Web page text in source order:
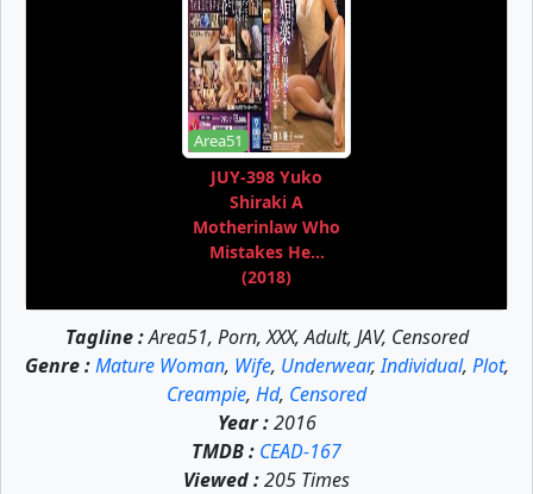
Area51
JUY-398 Yuko
Shiraki A
Motherinlaw Who
Mistakes He...
(2018)
Tagline :Area51, Porn, XXX, Adult, JAV, Censored
Genre : Mature Woman, Wife, Underwear,Individual, Plot,
Creampie, Hd, Censored
Year :2016
TMDB : CEAD-167
Viewed :205 Times